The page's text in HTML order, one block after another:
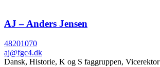
AJ – Anders Jensen
48201070
aj@fgc4.dk
Dansk, Historie, K og S faggruppen, Vicerektor